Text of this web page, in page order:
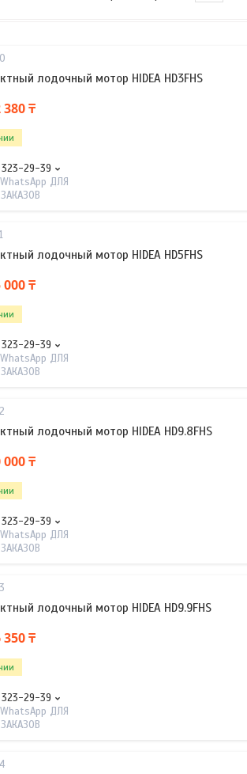
лодочный мотор HIDEA HD3FHS
380 ₸
323-29-39
ДЛЯ
лодочный мотор HIDEA HD5FHS
000 ₸
323-29-39
ДЛЯ
лодочный мотор HIDEA HD9.8FHS
000 ₸
323-29-39
ДЛЯ
лодочный мотор HIDEA HD9.9FHS
350 ₸
323-29-39
ДЛЯ